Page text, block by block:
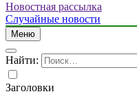
Новостная рассылка
Случайные новости
Меню
Найти:
Заголовки